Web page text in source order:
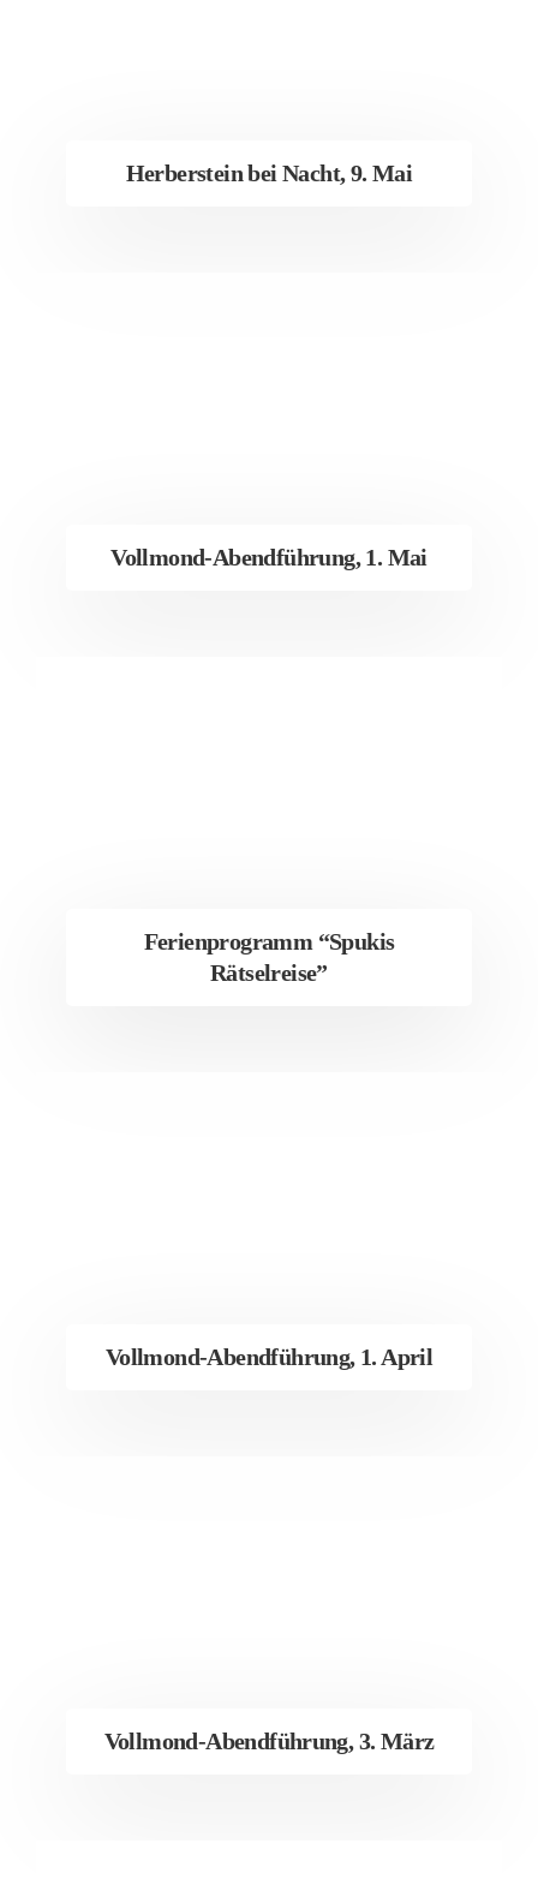
Herberstein bei Nacht, 9. Mai
Vollmond-Abendführung, 1. Mai
Ferienprogramm “Spukis
Rätselreise”
Vollmond-Abendführung, 1. April
Vollmond-Abendführung, 3. März